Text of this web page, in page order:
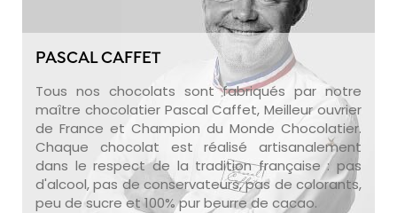
PASCAL CAFFET
Tous nos chocolats sont fabriqués par notre
maître chocolatier Pascal Caffet, Meilleur ouvrier
de France et Champion du Monde Chocolatier.
Chaque chocolat est réalisé artisanalement
dans le respect de la tradition française : pas
d'alcool, pas de conservateurs, pas de colorants,
peu de sucre et 100% pur beurre de cacao.